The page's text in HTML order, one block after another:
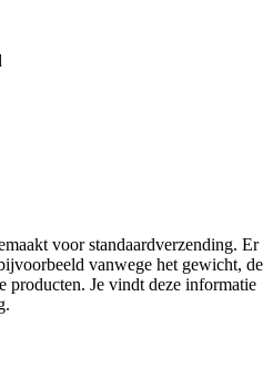
voor standaardverzending. Er
vanwege het gewicht, de
producten. Je vindt deze informatie